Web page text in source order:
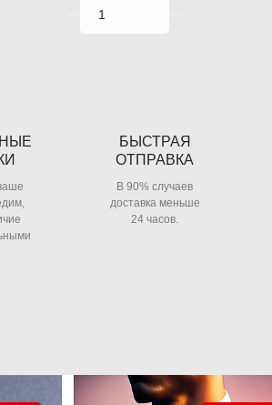
БЫСТРАЯ
ОТПРАВКА
В 90% случаев
доставка меньше
24 часов.